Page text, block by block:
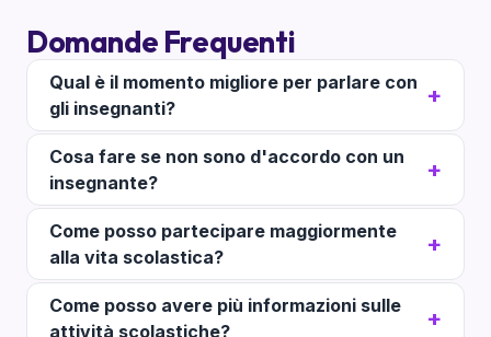
Domande Frequenti
Qual è il momento migliore per parlare con
gli insegnanti?
Cosa fare se non sono d'accordo con un
insegnante?
Come posso partecipare maggiormente
alla vita scolastica?
Come posso avere più informazioni sulle
attività scolastiche?